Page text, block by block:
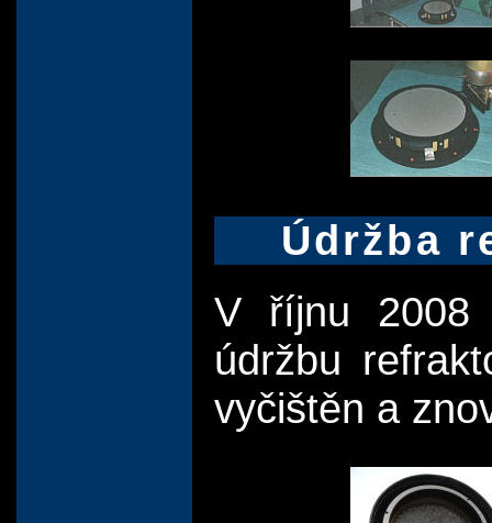
Údržba
V říjnu 2008
údržbu
vyčištěn a